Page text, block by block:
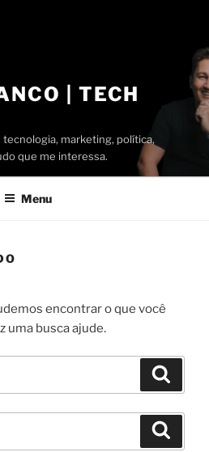
| TECH
marketing, política,
que me interessa.
Menu
encontrar o que você
uma busca ajude.